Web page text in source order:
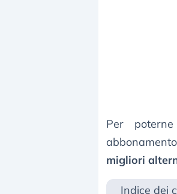
Per
migliori
Indice dei